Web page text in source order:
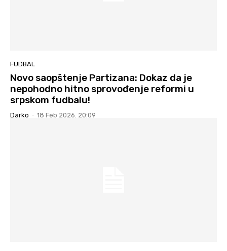
FUDBAL
Novo saopštenje Partizana: Dokaz da je
nepohodno hitno sprovođenje reformi u
srpskom fudbalu!
Darko - 18 Feb 2026. 20:09